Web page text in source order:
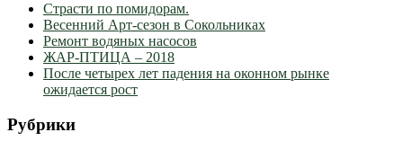
Страсти по помидорам.
Весенний Арт-сезон в Сокольниках
Ремонт водяных насосов
ЖАР-ПТИЦА – 2018
После четырех лет падения на оконном рынке
ожидается рост
Рубрики